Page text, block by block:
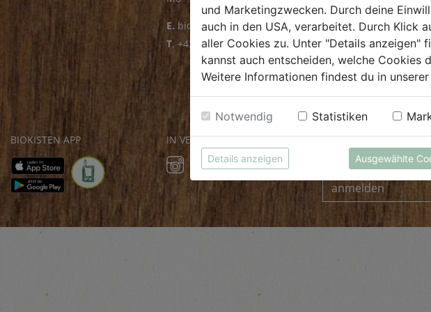
E. biofrischmarkt@biohof.at
T. +43 7272 4859 70
BIOKISTEN APP IN VERBINDUNG BLEIBEN INFORMIERT BLEIBEN
zum Newsletter
anmelden
und Marketingzwecken. Durch deine
auch in den USA, verarbeitet. Durch Klick
aller Cookies zu. Unter "Details anzeigen"
kannst auch entscheiden, welche Cookies
Weitere Informationen findest du in unserer
Notwendig Statistiken
Details anzeigen Ausgewählte